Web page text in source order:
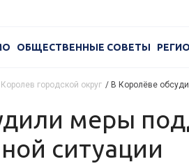
ОБЩЕСТВЕННЫЕ СОВЕТЫ
Королев городской округ / В Королёве
ситуации